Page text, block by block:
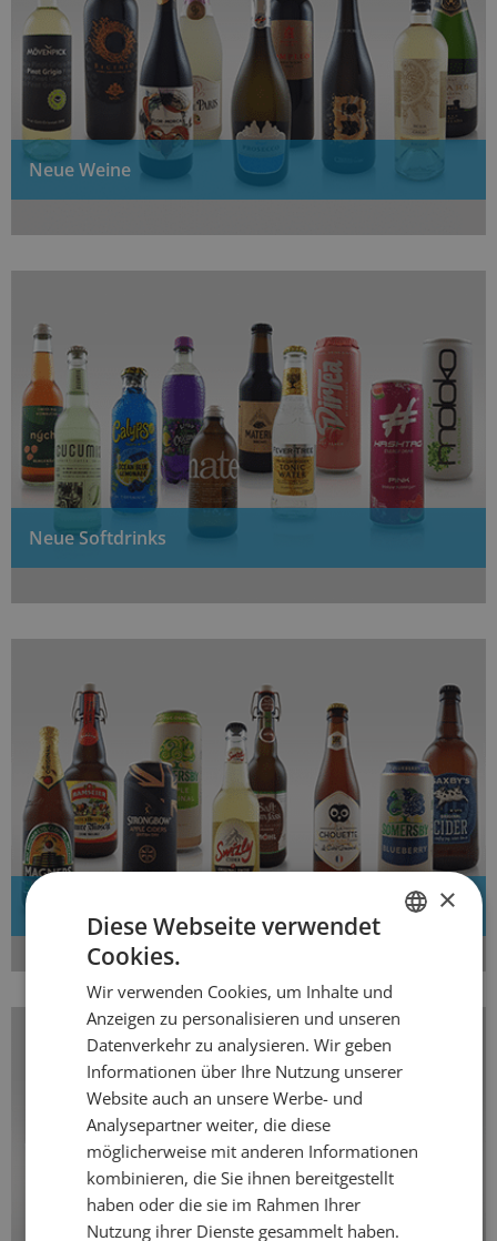
Neue Weine
Neue Softdrinks
FRENCH
×
Diese Webseite verwendet
Cookies.
Wir verwenden Cookies, um Inhalte und
Anzeigen zu personalisieren und unseren
Datenverkehr zu analysieren. Wir geben
Informationen über Ihre Nutzung unserer
Website auch an unsere Werbe- und
Analysepartner weiter, die diese
möglicherweise mit anderen Informationen
kombinieren, die Sie ihnen bereitgestellt
haben oder die sie im Rahmen Ihrer
Nutzung ihrer Dienste gesammelt haben.